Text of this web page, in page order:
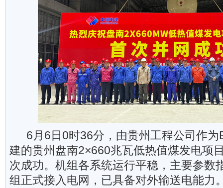
6月6日0时36分，由贵州工程公司作
建的贵州盘南2×660兆瓦低热值煤发电项
次成功。机组各系统运行平稳，主要参数
组正式接入电网，已具备对外输送电能力